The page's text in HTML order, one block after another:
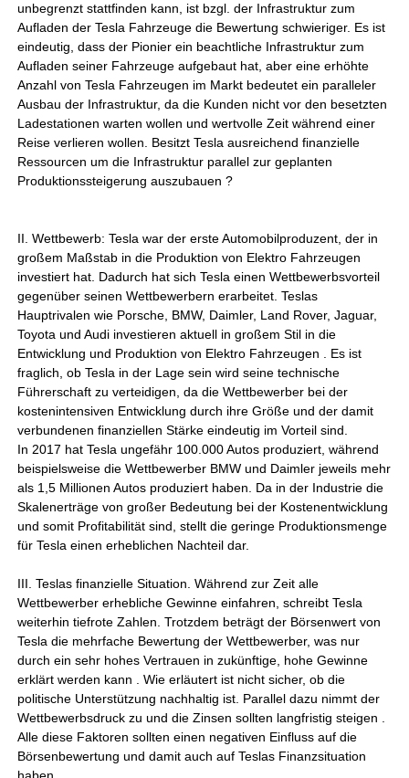
unbegrenzt stattfinden kann, ist bzgl. der Infrastruktur zum
Aufladen der Tesla Fahrzeuge die Bewertung schwieriger. Es ist
eindeutig, dass der Pionier ein beachtliche Infrastruktur zum
Aufladen seiner Fahrzeuge aufgebaut hat, aber eine erhöhte
Anzahl von Tesla Fahrzeugen im Markt bedeutet ein paralleler
Ausbau der Infrastruktur, da die Kunden nicht vor den besetzten
Ladestationen warten wollen und wertvolle Zeit während einer
Reise verlieren wollen. Besitzt Tesla ausreichend finanzielle
Ressourcen um die Infrastruktur parallel zur geplanten
Produktionssteigerung auszubauen ?
II. Wettbewerb: Tesla war der erste Automobilproduzent, der in
großem Maßstab in die Produktion von Elektro Fahrzeugen
investiert hat. Dadurch hat sich Tesla einen Wettbewerbsvorteil
gegenüber seinen Wettbewerbern erarbeitet. Teslas
Hauptrivalen wie Porsche, BMW, Daimler, Land Rover, Jaguar,
Toyota und Audi investieren aktuell in großem Stil in die
Entwicklung und Produktion von Elektro Fahrzeugen . Es ist
fraglich, ob Tesla in der Lage sein wird seine technische
Führerschaft zu verteidigen, da die Wettbewerber bei der
kostenintensiven Entwicklung durch ihre Größe und der damit
verbundenen finanziellen Stärke eindeutig im Vorteil sind.
In 2017 hat Tesla ungefähr 100.000 Autos produziert, während
beispielsweise die Wettbewerber BMW und Daimler jeweils mehr
als 1,5 Millionen Autos produziert haben. Da in der Industrie die
Skalenerträge von großer Bedeutung bei der Kostenentwicklung
und somit Profitabilität sind, stellt die geringe Produktionsmenge
für Tesla einen erheblichen Nachteil dar.
III. Teslas finanzielle Situation. Während zur Zeit alle
Wettbewerber erhebliche Gewinne einfahren, schreibt Tesla
weiterhin tiefrote Zahlen. Trotzdem beträgt der Börsenwert von
Tesla die mehrfache Bewertung der Wettbewerber, was nur
durch ein sehr hohes Vertrauen in zukünftige, hohe Gewinne
erklärt werden kann . Wie erläutert ist nicht sicher, ob die
politische Unterstützung nachhaltig ist. Parallel dazu nimmt der
Wettbewerbsdruck zu und die Zinsen sollten langfristig steigen .
Alle diese Faktoren sollten einen negativen Einfluss auf die
Börsenbewertung und damit auch auf Teslas Finanzsituation